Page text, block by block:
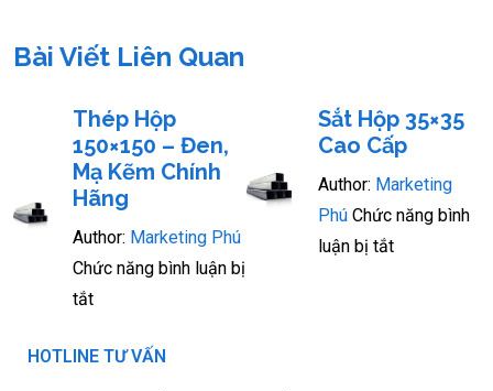
Bài Viết Liên Quan
Thép Hộp
150×150 – Đen,
Mạ Kẽm Chính
Hãng
Author: Marketing Phú
Chức năng bình luận bị
tắt
Sắt Hộp 35×35
Cao Cấp
Author: Marketing
Phú Chức năng bình
luận bị tắt
HOTLINE TƯ VẤN